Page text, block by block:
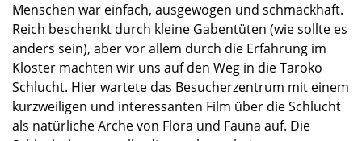
Menschen war einfach, ausgewogen und schmackhaft.
Reich beschenkt durch kleine Gabentüten (wie sollte es
anders sein), aber vor allem durch die Erfahrung im
Kloster machten wir uns auf den Weg in die Taroko
Schlucht. Hier wartete das Besucherzentrum mit einem
kurzweiligen und interessanten Film über die Schlucht
als natürliche Arche von Flora und Fauna auf. Die